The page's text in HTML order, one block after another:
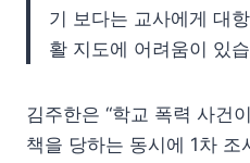
기 보다는 교사에게 대
활 지도에 어려움이 있
김주한은 “학교 폭력 사건
책을 당하는 동시에 1차